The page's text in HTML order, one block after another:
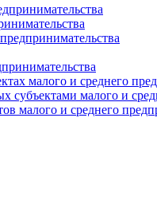
малого и среднего
субъектами малого и
малого и среднего